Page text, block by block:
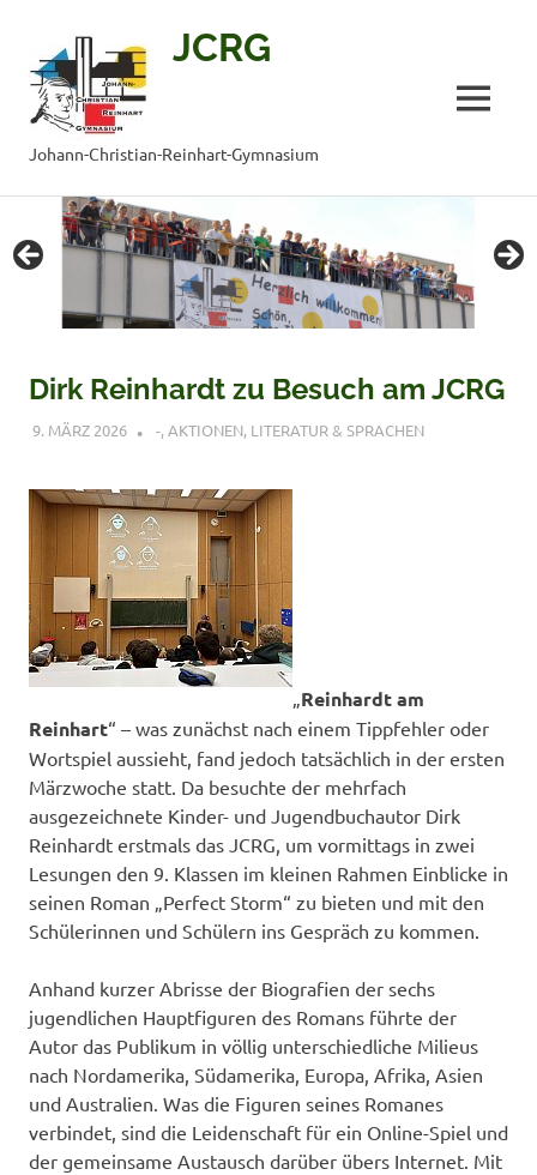
Inhalt
springen
JCRG
Johann-Christian-Reinhart-Gymnasium
MENÜ
Dirk Reinhardt zu Besuch am JCRG
9. MÄRZ 2026 VERONIQUE RUDLOF
-,AKTIONEN, LITERATUR & SPRACHEN
„Reinhardt am
Reinhart“ – was zunächst nach einem Tippfehler oder
Wortspiel aussieht, fand jedoch tatsächlich in der ersten
Märzwoche statt. Da besuchte der mehrfach
ausgezeichnete Kinder- und Jugendbuchautor Dirk
Reinhardt erstmals das JCRG, um vormittags in zwei
Lesungen den 9. Klassen im kleinen Rahmen Einblicke in
seinen Roman „Perfect Storm“ zu bieten und mit den
Schülerinnen und Schülern ins Gespräch zu kommen.
Anhand kurzer Abrisse der Biografien der sechs
jugendlichen Hauptfiguren des Romans führte der
Autor das Publikum in völlig unterschiedliche Milieus
nach Nordamerika, Südamerika, Europa, Afrika, Asien
und Australien. Was die Figuren seines Romanes
verbindet, sind die Leidenschaft für ein Online-Spiel und
der gemeinsame Austausch darüber übers Internet. Mit